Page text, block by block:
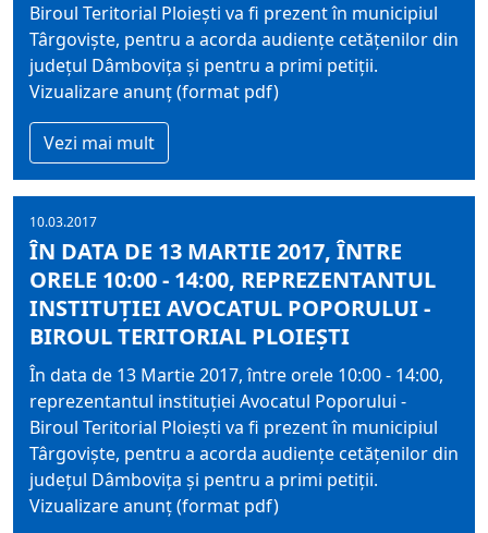
Biroul Teritorial Ploieşti va fi prezent în municipiul
Târgovişte, pentru a acorda audienţe cetăţenilor din
judeţul Dâmboviţa şi pentru a primi petiţii.
Vizualizare anunț (format pdf)
Vezi mai mult
10.03.2017
ÎN DATA DE 13 MARTIE 2017, ÎNTRE
ORELE 10:00 - 14:00, REPREZENTANTUL
INSTITUŢIEI AVOCATUL POPORULUI -
BIROUL TERITORIAL PLOIEŞTI
În data de 13 Martie 2017, între orele 10:00 - 14:00,
reprezentantul instituţiei Avocatul Poporului -
Biroul Teritorial Ploieşti va fi prezent în municipiul
Târgovişte, pentru a acorda audienţe cetăţenilor din
judeţul Dâmboviţa şi pentru a primi petiţii.
Vizualizare anunț (format pdf)